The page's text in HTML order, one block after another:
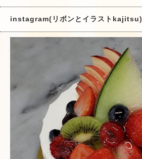
instagram(リボンとイラストkajitsu)